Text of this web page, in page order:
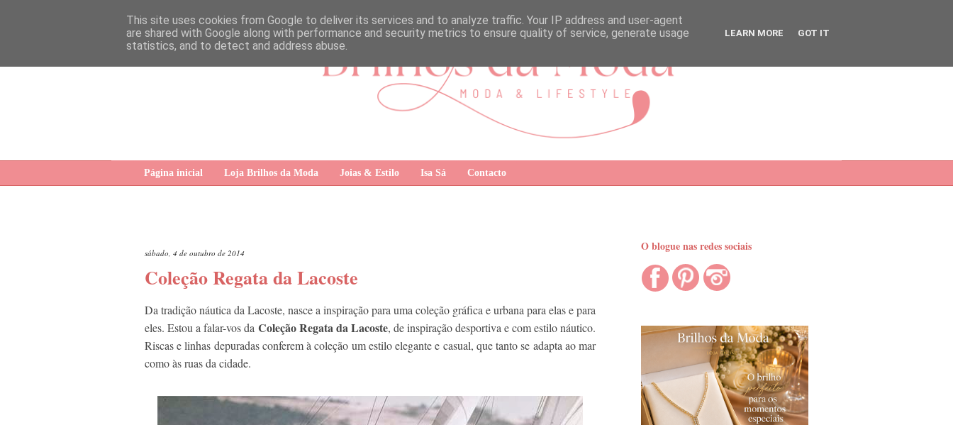
Página inicial Loja Brilhos da Moda Joias & Estilo Isa Sá Contacto
sábado, 4 de outubro de 2014
Coleção Regata da Lacoste
Da tradição náutica da Lacoste, nasce a inspiração para uma coleção gráfica e urbana para elas e para
eles. Estou a falar-vos da Coleção Regata da Lacoste, de inspiração desportiva e com estilo náutico.
Riscas e linhas depuradas conferem à coleção um estilo elegante e casual, que tanto se adapta ao mar
como às ruas da cidade.
O blogue nas redes sociais
This site uses cookies from Google to deliver its services and to analyze traffic. Your IP address and user-agent
are shared with Google along with performance and security metrics to ensure quality of service, generate usage
statistics, and to detect and address abuse.
LEARN MORE GOT IT